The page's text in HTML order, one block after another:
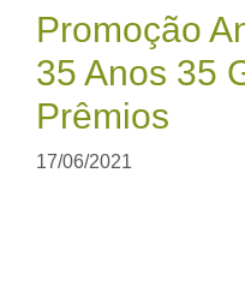
Promoção
35 Anos 35
Prêmios
17/06/2021